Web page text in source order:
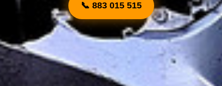
📞 883 015 515